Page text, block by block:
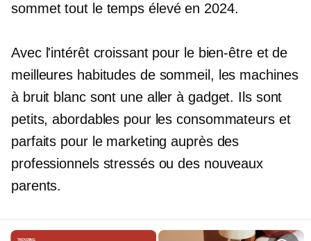
sommettout le temps élevé en 2024.
Avec l'intérêt croissant pour le bien-être et de
meilleures habitudes de sommeil, les machines
à bruit blanc sont une aller à gadget. Ils sont
petits, abordables pour les consommateurs et
parfaits pour le marketing auprès des
professionnels stressés ou des nouveaux
parents.